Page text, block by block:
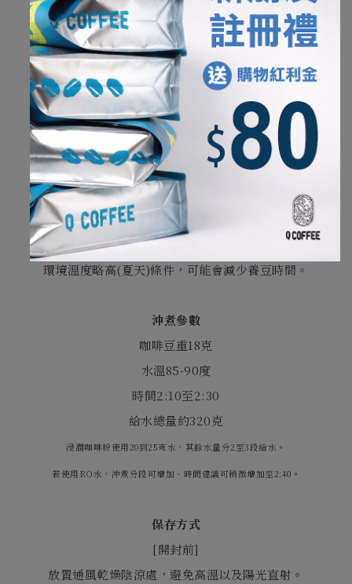
因此，可能會和在家沖煮的環境稍微不一樣，
不同的水質、研磨工具以及個人喜好的沖煮參數，
能夠帶出一款咖啡各種不同的樣貌，
也是手沖咖啡的有趣之處。
杯測水質: 純水再礦化(TDS約10ppm)
杯測磨豆機 : Ditting 804 Labsweet
養豆時間
淺烘焙及淺中焙咖啡豆
中烘焙、中深、深烘焙
環境溫度略高(夏天)條件，可能會減少養豆時間。
沖煮參數
咖啡豆重18克
水溫85-90度
時間2:10至2:30
給水總量約320克
浸潤咖啡粉使用20到25克水，其餘水量分2至3段給水。
若使用RO水，沖煮分段可增加、時間建議可稍微增加至2:40。
保存方式
[開封前]
放置通風乾燥陰涼處，避免高溫以及陽光直射。